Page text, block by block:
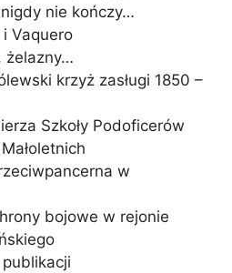
nie kończy…
Vaquero
żelazny…
krzyż zasługi 1850 –
Szkoły Podoficerów
w
bojowe w rejonie